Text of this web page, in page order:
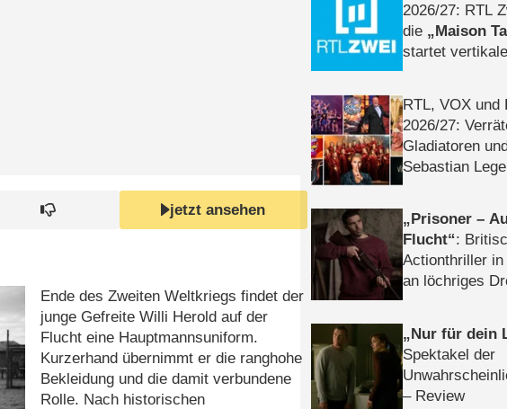
jetzt ansehen
Ende des Zweiten Weltkriegs findet der
junge Gefreite Willi Herold auf der
Flucht eine Hauptmannsuniform.
Kurzerhand übernimmt er die ranghohe
Bekleidung und die damit verbundene
Rolle. Nach historischen
2026/​27: RTL
die
Maison
startet
RTL, VOX und
2026/​27:
Gladiatoren
Sebastian Lege
Prisoner –
Flucht :
Actionthriller
an löchriges
Nur für dein
Spektakel der
– Review